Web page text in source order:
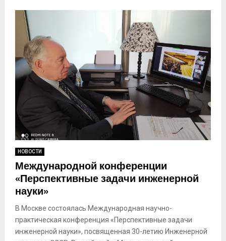
НОВОСТИ
Международной конференции
«Перспективные задачи инженерной
науки»
В Москве состоялась Международная научно-
практическая конференция «Перспективные задачи
инженерной науки», посвященная 30-летию Инженерной